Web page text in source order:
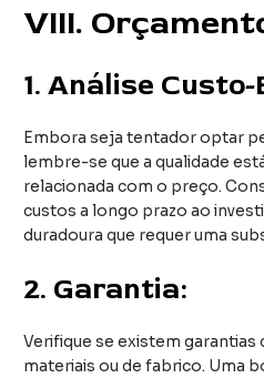
VIII.
1.Análise Custo-
Embora seja tentador optar
lembre-se que a qualidade
relacionada com o preço.
custos a longo prazo ao
duradoura que requer uma
2. Garantia:
Verifique se existem
materiais ou de fabrico. Uma